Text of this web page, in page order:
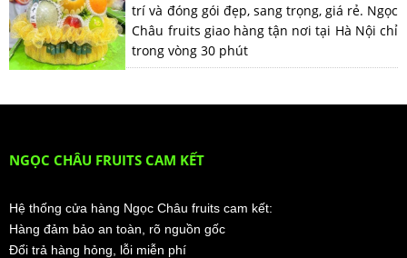
trí và đóng gói đẹp, sang trọng, giá rẻ. Ngọc
Châu fruits giao hàng tận nơi tại Hà Nội chỉ
trong vòng 30 phút
NGỌC CHÂU FRUITS CAM KẾT
Hệ thống cửa hàng Ngọc Châu fruits cam kết:
Hàng đảm bảo an toàn, rõ nguồn gốc
Đổi trả hàng hỏng, lỗi miễn phí